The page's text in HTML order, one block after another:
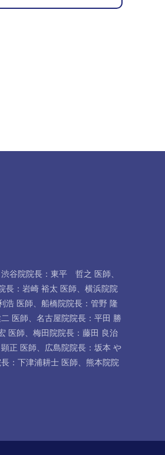
渋谷院院長：東平 哲之 医師、
長：岩崎 裕太 医師、 横浜院院
浩 医師、 船橋院院長：管野 隆
医師、 名古屋院院長：平田 勝
医師、 梅田院院長：藤田 良治
正 医師、 広島院院長：坂本 や
：下津浦耕士 医師、 熊本院院